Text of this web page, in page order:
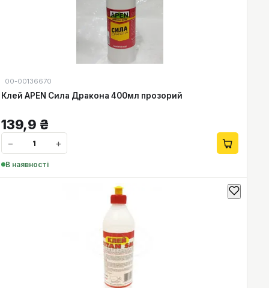
00-00136670
Клей APEN Сила Дракона 400мл прозорий
139,9 ₴
− +
В наявності